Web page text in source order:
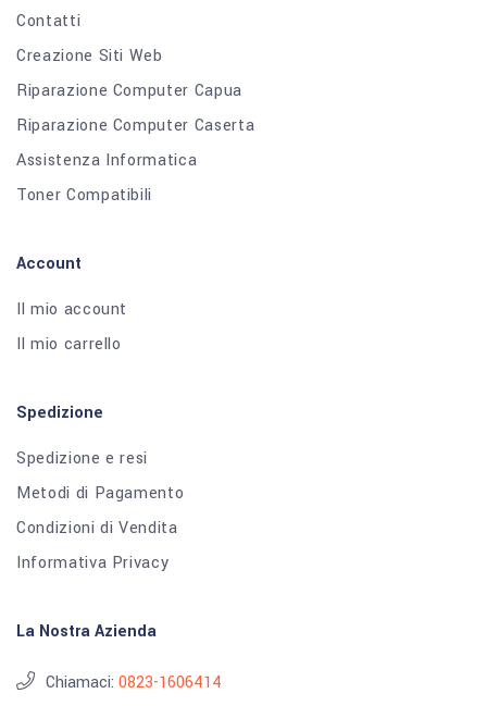
Contatti
Creazione Siti Web
Riparazione Computer Capua
Riparazione Computer Caserta
Assistenza Informatica
Toner Compatibili
Account
Il mio account
Il mio carrello
Spedizione
Spedizione e resi
Metodi di Pagamento
Condizioni di Vendita
Informativa Privacy
La Nostra Azienda
Chiamaci: 0823-1606414